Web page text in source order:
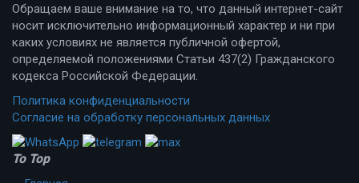
Обращаем ваше внимание на то, что данный интернет-сайт
носит исключительно информационный характер и ни при
каких условиях не является публичной офертой,
определяемой положениями Статьи 437(2) Гражданского
кодекса Российской Федерации.
Политика конфиденциальности
Согласие на обработку персональных данных
To Top